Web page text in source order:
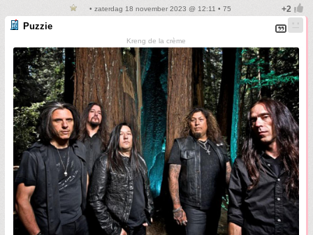
• zaterdag 18 november 2023 @ 12:11 • 75
Puzzie
Kreng de la crème